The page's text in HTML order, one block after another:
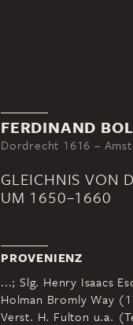
FERDINAND
Dordrecht 1616 –
GLEICHNIS VON
UM 1650–1660
PROVENIENZ
...; Slg. Henry Isaacs
Holman Bromly Way
Verst. H. Fulton u.a.